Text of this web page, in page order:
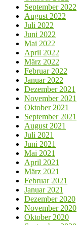
September 2022
August 2022
Juli 2022
Juni 2022
Mai 2022
April 2022
März 2022
Februar 2022
Januar 2022
Dezember 2021
November 2021
Oktober 2021
September 2021
August 2021
Juli 2021
Juni 2021
Mai 2021
April 2021
März 2021
Februar 2021
Januar 2021
Dezember 2020
November 2020
Oktober 2020